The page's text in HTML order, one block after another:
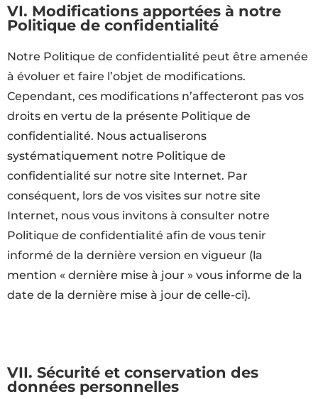
VI. Modifications apportées à notre
Politique de confidentialité
Notre Politique de confidentialité peut être amenée
à évoluer et faire l’objet de modifications.
Cependant, ces modifications n’affecteront pas vos
droits en vertu de la présente Politique de
confidentialité. Nous actualiserons
systématiquement notre Politique de
confidentialité sur notre site Internet. Par
conséquent, lors de vos visites sur notre site
Internet, nous vous invitons à consulter notre
Politique de confidentialité afin de vous tenir
informé de la dernière version en vigueur (la
mention « dernière mise à jour » vous informe de la
date de la dernière mise à jour de celle-ci).
VII. Sécurité et conservation des
données personnelles